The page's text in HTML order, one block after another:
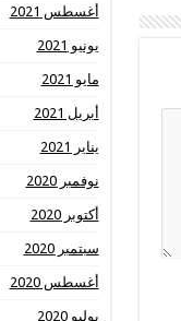
أغسطس 2021
يونيو 2021
مايو 2021
أبريل 2021
يناير 2021
نوفمبر 2020
أكتوبر 2020
سبتمبر 2020
أغسطس 2020
يوليو 2020